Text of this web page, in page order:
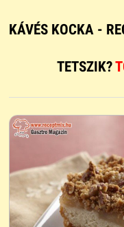
KÁVÉS KOCKA -
TETSZIK?